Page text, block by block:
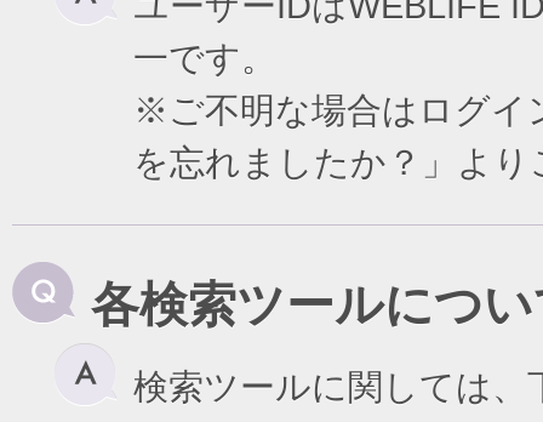
一です。
※ご不明な場合はログイ
を忘れましたか？」よ
各検索ツールにつ
検索ツールに関しては